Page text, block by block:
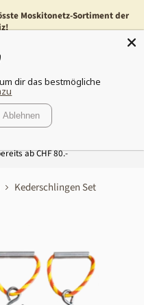
Moskitonetz-Sortiment der
ab CHF 80.-
Kederschlingen Set
dir das bestmögliche
Ablehnen